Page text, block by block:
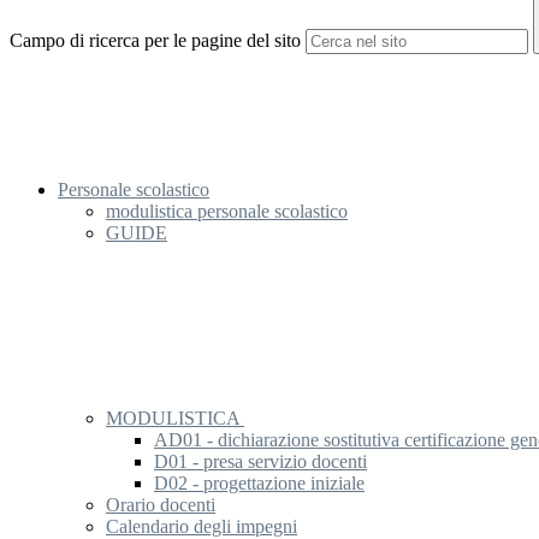
Campo di ricerca per le pagine del sito
Personale scolastico
modulistica personale scolastico
GUIDE
MODULISTICA
AD01 - dichiarazione sostitutiva certificazione
D01 - presa servizio docenti
D02 - progettazione iniziale
Orario docenti
Calendario degli impegni